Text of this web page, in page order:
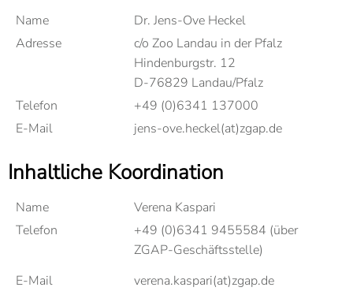
Name
Dr. Jens-Ove Heckel
Adresse
c/o Zoo Landau in der Pfalz
Hindenburgstr. 12
D-76829 Landau/Pfalz
Telefon
+49 (0)6341 137000
E-Mail
jens-ove.heckel(at)zgap.de
Inhaltliche Koordination
Name
Verena Kaspari
Telefon
+49 (0)6341 9455584 (über
ZGAP-Geschäftsstelle)
E-Mail
verena.kaspari(at)zgap.de